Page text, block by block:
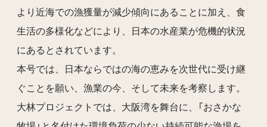
より近海での漁獲量が減少傾向にあることに加え、食
生活の多様化などにより、日本の水産業が危機的状況
にあるとされています。
本号では、日本ならではの海の恵みを次世代に受け継
ぐことを願い、漁業の今、そして未来を考察します。
大林プロジェクトでは、大阪湾を舞台に、「おさかな